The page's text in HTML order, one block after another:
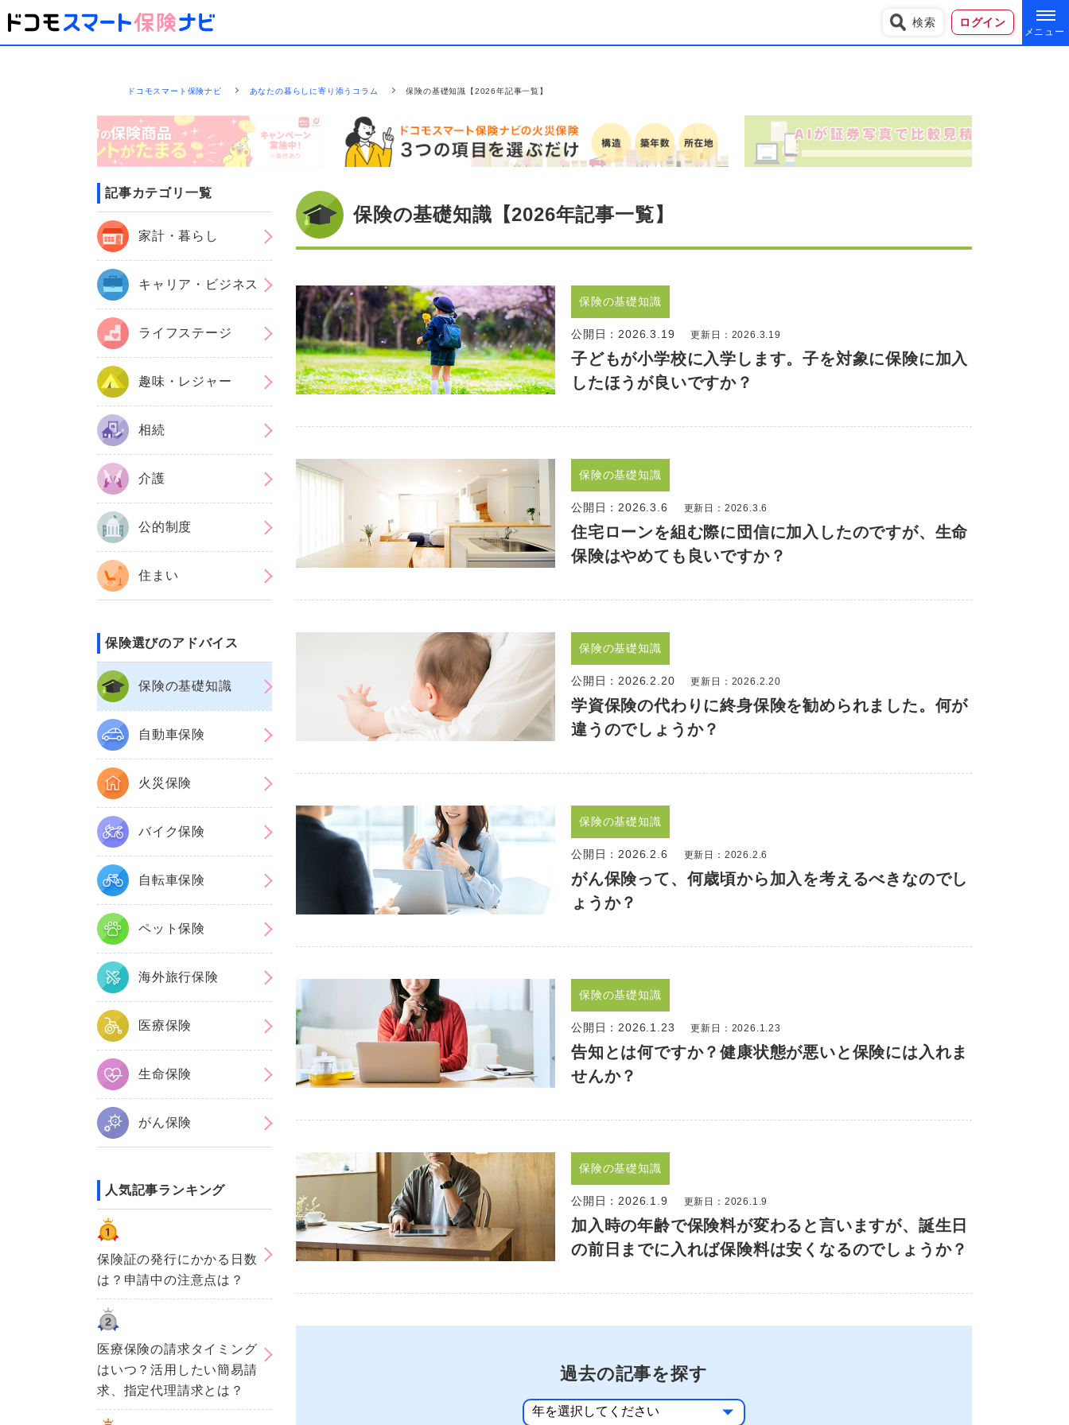
検索 ログイン
ドコモスマート保険ナビ あなたの暮らしに寄り添うコラム 保険の基礎知識【2026年記事一覧】
記事カテゴリ一覧
家計・暮らし
キャリア・ビジネス
ライフステージ
趣味・レジャー
相続
介護
公的制度
住まい
保険選びのアドバイス
保険の基礎知識
自動車保険
火災保険
バイク保険
自転車保険
ペット保険
海外旅行保険
医療保険
生命保険
がん保険
人気記事ランキング
保険証の発行にかかる日数
は？申請中の注意点は？
医療保険の請求タイミング
はいつ？活用したい簡易請
求、指定代理請求とは？
保険の基礎知識【2026年記事一覧】
保険の基礎知識
公開日： 2026.3.19 更新日：2026.3.19
子どもが小学校に入学します。子を対象に保険に加入
したほうが良いですか？
保険の基礎知識
公開日： 2026.3.6 更新日：2026.3.6
住宅ローンを組む際に団信に加入したのですが、生命
保険はやめても良いですか？
保険の基礎知識
公開日： 2026.2.20 更新日：2026.2.20
学資保険の代わりに終身保険を勧められました。何が
違うのでしょうか？
保険の基礎知識
公開日： 2026.2.6 更新日：2026.2.6
がん保険って、何歳頃から加入を考えるべきなのでし
ょうか？
保険の基礎知識
公開日： 2026.1.23 更新日：2026.1.23
告知とは何ですか？健康状態が悪いと保険には入れま
せんか？
保険の基礎知識
公開日： 2026.1.9 更新日：2026.1.9
加入時の年齢で保険料が変わると言いますが、誕生日
の前日までに入れば保険料は安くなるのでしょうか？
過去の記事を探す